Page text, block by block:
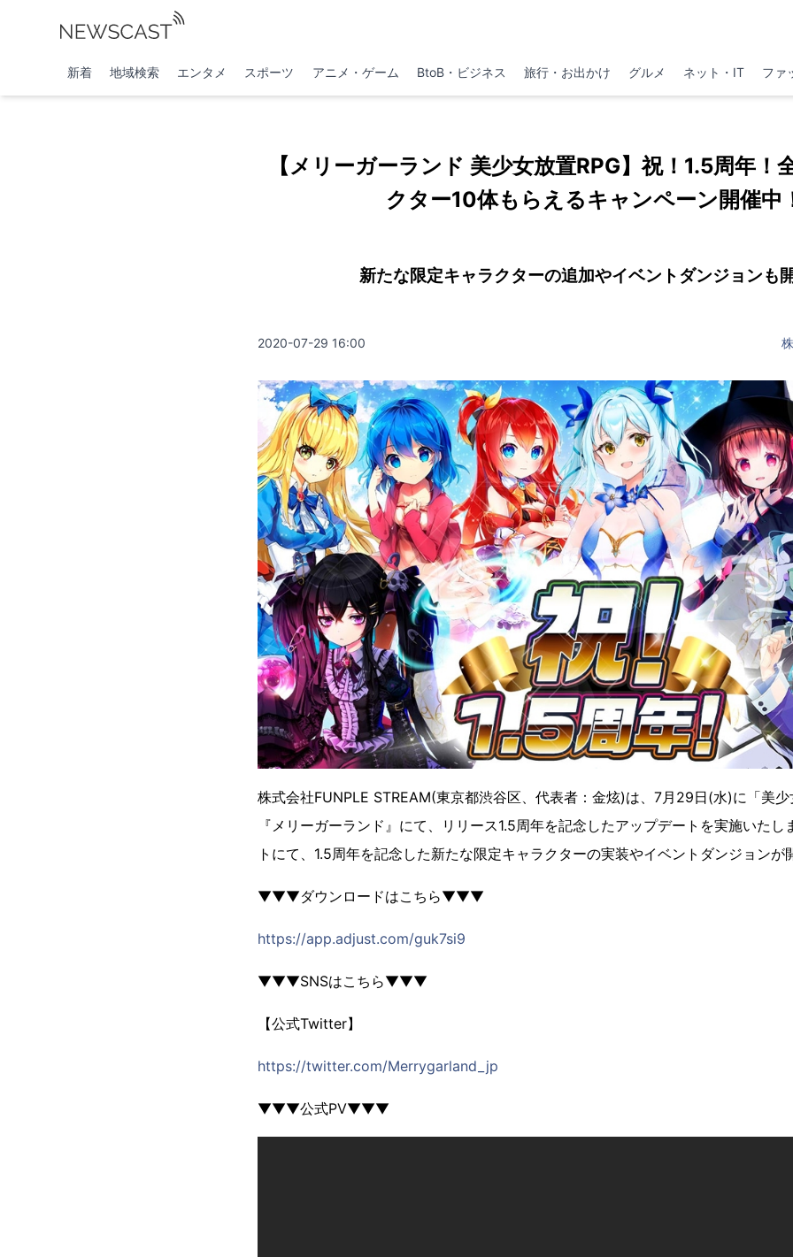
新着 地域検索 エンタメ スポーツ アニメ・ゲーム BtoB・ビジネス 旅行・お出かけ グルメ ネット・IT ファ
【メリーガーランド 美少女放置RPG】祝！1.5周年
クター10体もらえるキャンペーン開催中
新たな限定キャラクターの追加やイベントダンジョンも
2020-07-29 16:00
株式会社FUNPLE STREAM(東京都渋谷区、代表者：金炫)は、7月29日(水)に「美
『メリーガーランド』にて、リリース1.5周年を記念したアップデートを実施いた
トにて、1.5周年を記念した新たな限定キャラクターの実装やイベントダンジョンが
▼▼▼ダウンロードはこちら▼▼▼
https://app.adjust.com/guk7si9
▼▼▼SNSはこちら▼▼▼
【公式Twitter】
https://twitter.com/Merrygarland_jp
▼▼▼公式PV▼▼▼